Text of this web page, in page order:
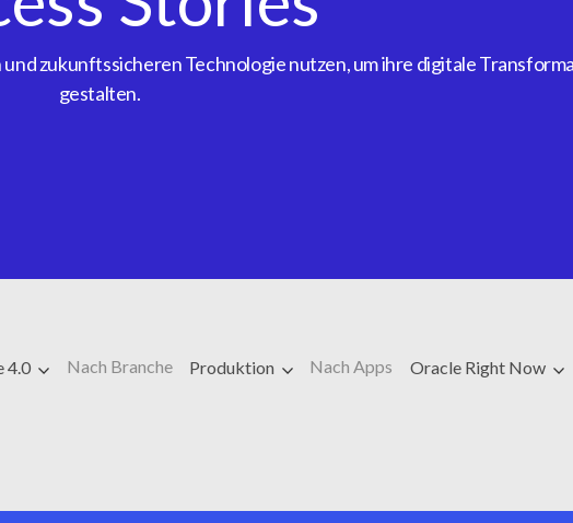
zukunftssicheren Technologie nutzen, um ihre digitale
gestalten.
4.0 Nach Branche Produktion Nach Apps Oracle Right Now